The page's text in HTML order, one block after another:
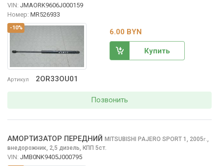
-10%
Артикул 2OR33OU01
VIN: JMAORK9606J000159
Номер: MR526933
6.00 BYN
Купить
Позвонить
АМОРТИЗАТОР ПЕРЕДНИЙ MITSUBISHI PAJERO SPORT 1, 2005г.,
внедорожник, 2,5 дизель, КПП 5ст.
VIN: JMB0NK9405J000795